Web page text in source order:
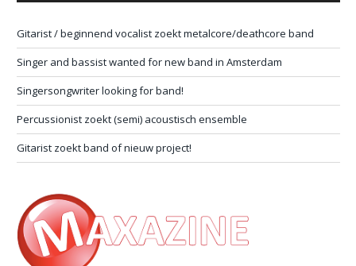
Gitarist / beginnend vocalist zoekt metalcore/deathcore band
Singer and bassist wanted for new band in Amsterdam
Singersongwriter looking for band!
Percussionist zoekt (semi) acoustisch ensemble
Gitarist zoekt band of nieuw project!